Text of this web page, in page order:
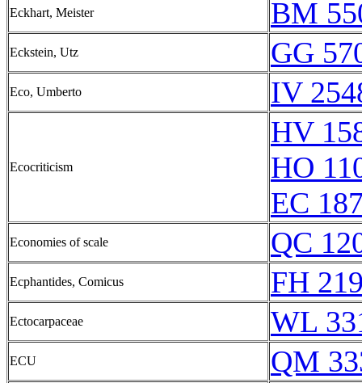
Eckhart, Meister BM
Eckstein, Utz GG
Eco, Umberto IV
Ecocriticism
HV
HO
EC
Economies of scale QC
Ecphantides, Comicus FH
Ectocarpaceae WL
ECU
QM